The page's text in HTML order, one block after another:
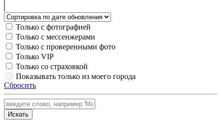
Только с фотографией
Только с мессенжерами
Только с проверенными фото
Только VIP
Только со страховкой
Показывать только из моего города
Сбросить
Искать